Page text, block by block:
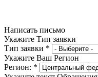
Написать письмо
Укажите Тип заявки
Тип заявки *
Укажите Ваш Регион
Регион: *